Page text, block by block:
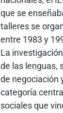
que se
talleres se
entre 1983 y
La
de las lenguas,
de negociación
categoría
sociales que